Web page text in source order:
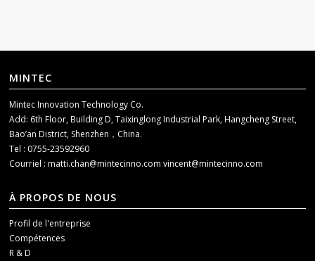
MINTEC
Mintec Innovation Technology Co.
Add: 6th Floor, Building D, Taixinglong Industrial Park, Hangcheng Street,
Bao’an District, Shenzhen，China.
Tel : 0755-23592960
Courriel :matti.chan@mintecinno.comvincent@mintecinno.com
À PROPOS DE NOUS
Profil de l'entreprise
Compétences
R & D